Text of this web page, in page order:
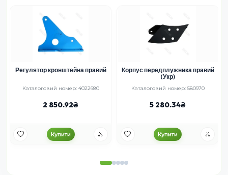
Регулятор кронштейна правий
Каталоговий номер: 4022680
2 850.92
Купити
Корпус передплужника правий
(Укр)
Каталоговий номер: 580970
5 280.34
Купити